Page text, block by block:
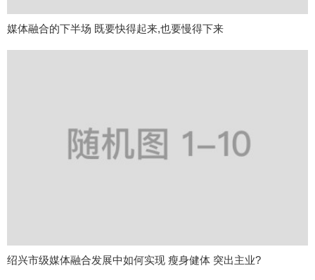
媒体融合的下半场 既要快得起来,也要慢得下来
绍兴市级媒体融合发展中如何实现 瘦身健体 突出主业?